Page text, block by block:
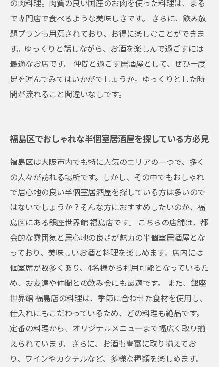
の肉料理。肉質の良い国産のお肉を使った料理は、まる
で専門店で食べるような美味しさです。 さらに、飲み放
題プランも用意されており、お得に楽しむことができま
す。ゆっくりと話しながら、お酒を楽しんで過ごすには
最適なお店です。 仲間と過ごす居酒屋として、ぜひ一度
足を運んでみてはいかがでしょうか。ゆっくりとした時
間が流れること間違いなしです。
福島区でおしゃれな半個室居酒屋を探している方必見
福島区は大阪市内でも特に人気のエリアの一つで、多く
の人々が訪れる場所です。しかし、その中でもおしゃれ
で居心地の良い半個室居酒屋を探している方は多いので
はないでしょうか？そんな方におすすめしたいのが、福
島区にある銀座世界館 福島店です。 こちらの店舗は、都
会的な雰囲気と居心地の良さが魅力の半個室居酒屋とな
っており、美味しいお酒と料理を楽しめます。店内には
個室席が数多くあり、4名様から利用可能となっているた
め、お友達や仲間との飲み会にも最適です。 また、銀座
世界館 福島店の料理は、季節に合わせた食材を使用し、
仕入れにもこだわっているため、どの料理も絶品です。
定番の料理から、オリジナルメニューまで幅広く取り揃
えられています。さらに、お酒も豊富に取り揃えてお
り、ワインやカクテルなど、多様な種類を楽しめます。